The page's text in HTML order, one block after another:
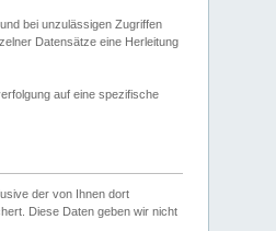
bei unzulässigen Zugriffen
Datensätze eine Herleitung
auf eine spezifische
der von Ihnen dort
Diese Daten geben wir nicht